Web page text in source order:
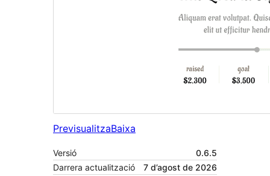
PrevisualitzaBaixa
Versió
0.6.5
Darrera actualització
7 d’agost de 2026